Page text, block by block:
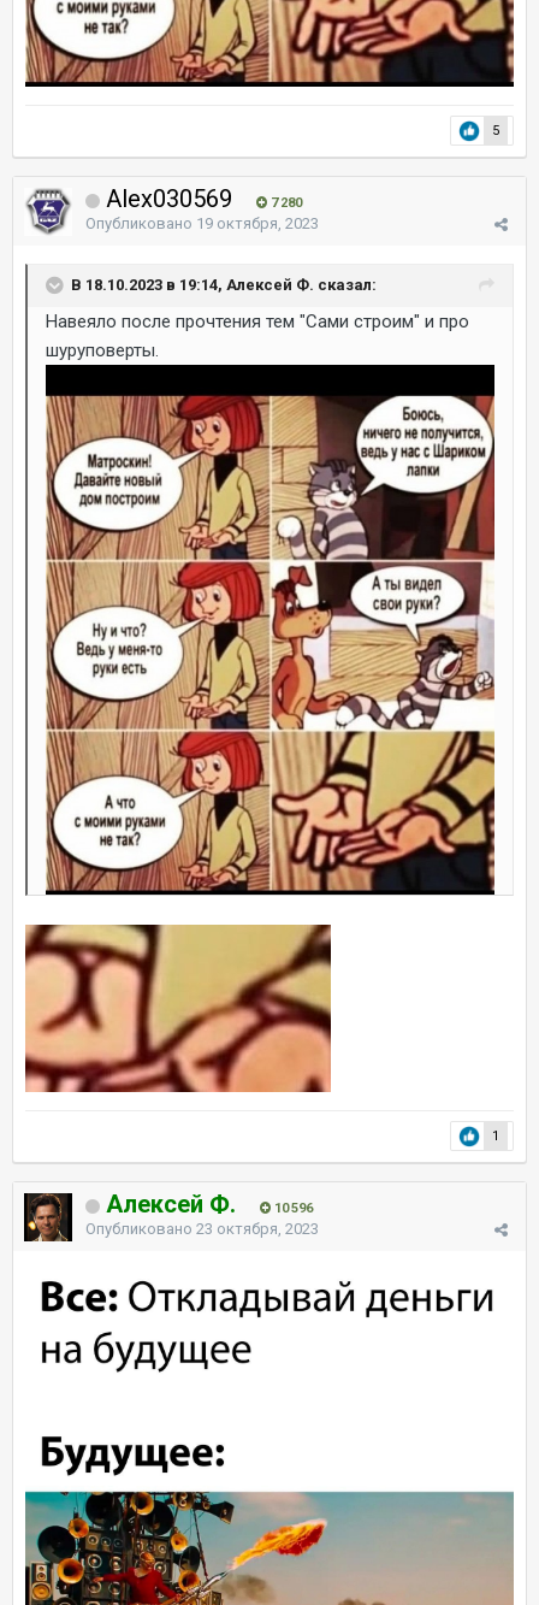
5
Alex030569 7 280
Опубликовано 19 октября, 2023
В 18.10.2023 в 19:14, Алексей Ф. сказал:
Навеяло после прочтения тем "Сами строим" и про
шуруповерты.
1
Алексей Ф. 10 596
Опубликовано 23 октября, 2023